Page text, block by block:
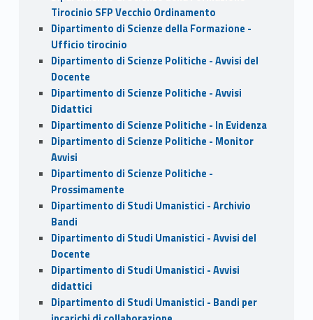
Tirocinio SFP Vecchio Ordinamento
Dipartimento di Scienze della Formazione -
Ufficio tirocinio
Dipartimento di Scienze Politiche - Avvisi del
Docente
Dipartimento di Scienze Politiche - Avvisi
Didattici
Dipartimento di Scienze Politiche - In Evidenza
Dipartimento di Scienze Politiche - Monitor
Avvisi
Dipartimento di Scienze Politiche -
Prossimamente
Dipartimento di Studi Umanistici - Archivio
Bandi
Dipartimento di Studi Umanistici - Avvisi del
Docente
Dipartimento di Studi Umanistici - Avvisi
didattici
Dipartimento di Studi Umanistici - Bandi per